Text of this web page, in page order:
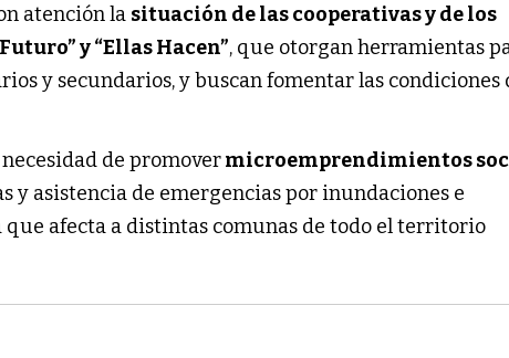
atención la situación de las cooperativas y de los
y “Ellas Hacen”, que otorgan herramientas
y secundarios, y buscan fomentar las condiciones
de promovermicroemprendimientos
y asistencia de emergencias por inundaciones e
afecta a distintas comunas de todo el territorio